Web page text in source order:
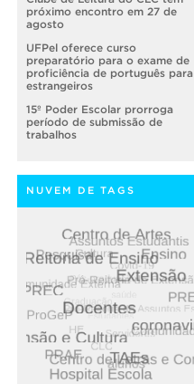
próximo encontro em 27 de
agosto
UFPel oferece curso
preparatório para o exame de
proficiência de português para
estrangeiros
15º Poder Escolar prorroga
período de submissão de
trabalhos
NUVEM DE TAGS